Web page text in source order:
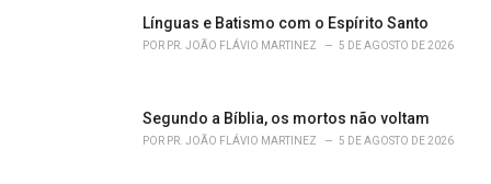
Línguas e Batismo com o Espírito Santo
POR PR. JOÃO FLÁVIO MARTINEZ 5 DE AGOSTO DE 2026
Segundo a Bíblia, os mortos não voltam
POR PR. JOÃO FLÁVIO MARTINEZ 5 DE AGOSTO DE 2026